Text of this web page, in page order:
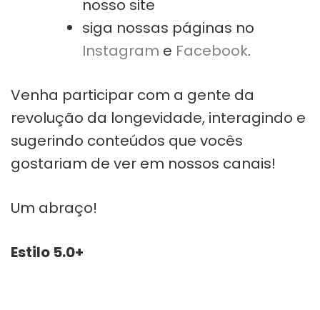
nosso site
siga nossas páginas no
Instagram e Facebook.
Venha participar com a gente da
revolução da longevidade, interagindo e
sugerindo conteúdos que vocês
gostariam de ver em nossos canais!
Um abraço!
Estilo 5.0+